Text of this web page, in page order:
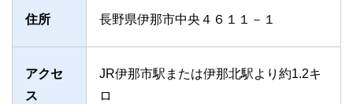
住所 長野県伊那市中央４６１１－１
アクセ
ス
JR伊那市駅または伊那北駅より約1.2キ
ロ